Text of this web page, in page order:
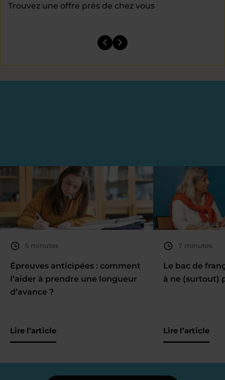
Trouvez une offre près de chez vous
5 minutes
Épreuves anticipées : comment
l’aider à prendre une longueur
d’avance ?
Lire l’article
7 minutes
Le bac de
à ne (surtout)
Lire l’article